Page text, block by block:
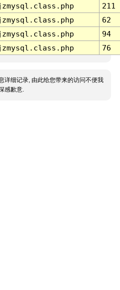
211
62
94
76
详细记录, 由此给您带来的访问不便我
感歉意.